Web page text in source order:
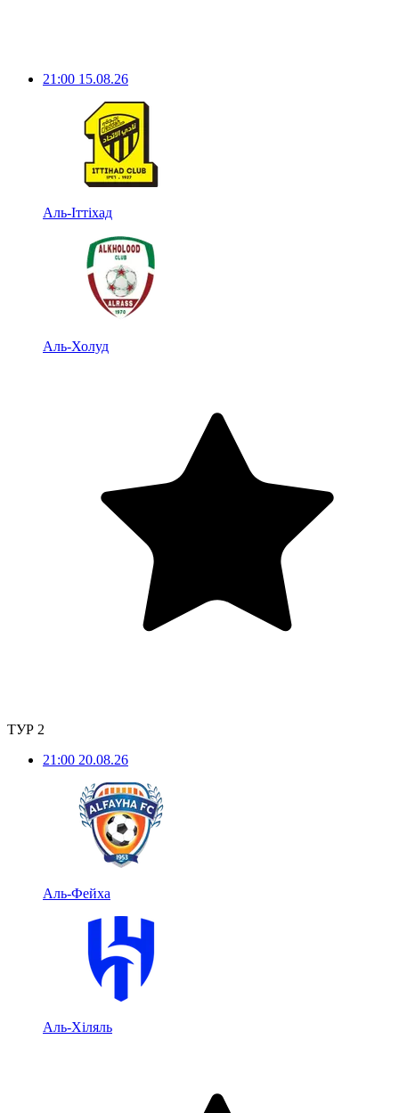
21:00 15.08.26
Аль-Іттіхад
Аль-Холуд
ТУР 2
21:00 20.08.26
Аль-Фейха
Аль-Хіляль